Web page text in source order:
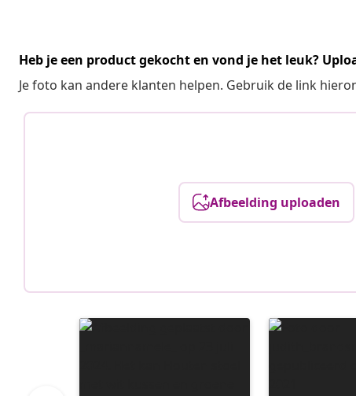
Heb je een product gekocht en vond je het leuk?
Je foto kan andere klanten helpen. Gebruik de link
Afbeelding uploaden